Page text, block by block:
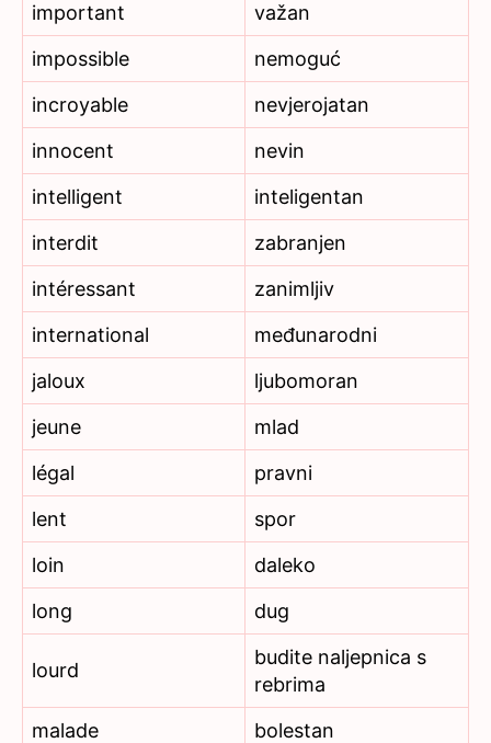
important
važan
impossible
nemoguć
incroyable
nevjerojatan
innocent
nevin
intelligent
inteligentan
interdit
zabranjen
intéressant
zanimljiv
international
međunarodni
jaloux
ljubomoran
jeune
mlad
légal
pravni
lent
spor
loin
daleko
long
dug
lourd
budite naljepnica s
rebrima
malade
bolestan